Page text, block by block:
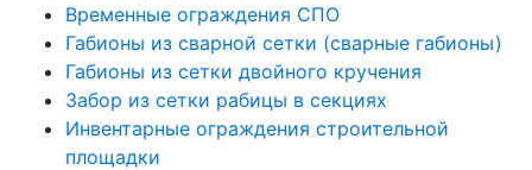
Временные ограждения СПО
Габионы из сварной сетки (сварные габионы)
Габионы из сетки двойного кручения
Забор из сетки рабицы в секциях
Инвентарные ограждения строительной
площадки